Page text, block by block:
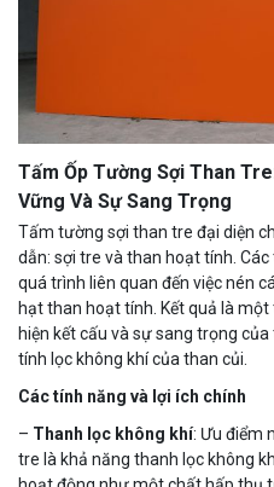
Tấm Ốp Tường Sợi Than
Vững Và Sự Sang Trọng
Tấm tường sợi than tre đại diện
dẫn: sợi tre và than hoạt tính.
quá trình liên quan đến việc nén
hạt than hoạt tính. Kết quả là
hiện kết cấu và sự sang trọng
tính lọc không khí của than củi.
Các tính năng và lợi ích chính
– Thanh lọc không khí: Ưu điểm
tre là khả năng thanh lọc không